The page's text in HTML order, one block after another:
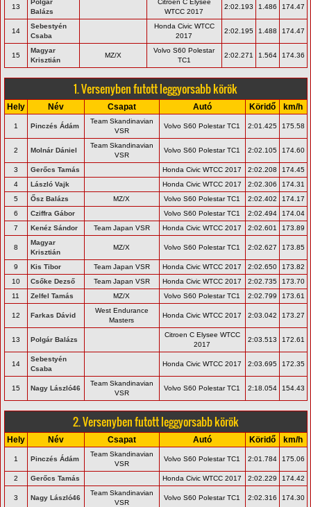
13
Polgár
Balázs
Citroen C Elysee
WTCC 2017
2:02.193 1.486 174.47
14
Sebestyén
Csaba
Honda Civic WTCC
2017
2:02.195 1.488 174.47
15
Magyar
Krisztián
MZ/X
Volvo S60 Polestar
TC1
2:02.271 1.564 174.36
1. Versenyben futott leggyorsabb körök
Hely Név Csapat Autó Köridő km/h
1 Pinczés Ádám
Team Skandinavian
VSR
Volvo S60 Polestar TC1 2:01.425 175.58
2 Molnár Dániel
Team Skandinavian
VSR
Volvo S60 Polestar TC1 2:02.105 174.60
3 Gerőcs Tamás Honda Civic WTCC 2017 2:02.208
174.45
4
László Vajk Honda Civic WTCC 2017 2:02.306
174.31
5
Ősz Balázs MZ/X Volvo S60 Polestar TC1 2:02.402
174.17
6
Cziffra Gábor Volvo S60 Polestar TC1 2:02.494
174.04
7
Kenéz Sándor Team Japan VSR Honda Civic WTCC 2017 2:02.601 173.89
8
Magyar
Krisztián
MZ/X Volvo S60 Polestar TC1 2:02.627 173.85
9 Kis Tibor Team Japan VSR Honda Civic WTCC 2017 2:02.650
173.82
10
Csőke Dezső Team Japan VSR Honda Civic WTCC 2017 2:02.735
173.70
11
Zelfel Tamás MZ/X Volvo S60 Polestar TC1 2:02.799 173.61
12 Farkas Dávid
West Endurance
Masters
Honda Civic WTCC 2017 2:03.042 173.27
13 Polgár Balázs
Citroen C Elysee WTCC
2017
2:03.513 172.61
14
Sebestyén
Csaba
Honda Civic WTCC 2017 2:03.695 172.35
15 Nagy László46
Team Skandinavian
VSR
Volvo S60 Polestar TC1 2:18.054 154.43
2. Versenyben futott leggyorsabb körök
Hely Név Csapat Autó Köridő km/h
1 Pinczés Ádám
Team Skandinavian
VSR
Volvo S60 Polestar TC1 2:01.784 175.06
2 Gerőcs Tamás Honda Civic WTCC 2017 2:02.229 174.42
3 Nagy László46
Team Skandinavian
VSR
Volvo S60 Polestar TC1 2:02.316 174.30